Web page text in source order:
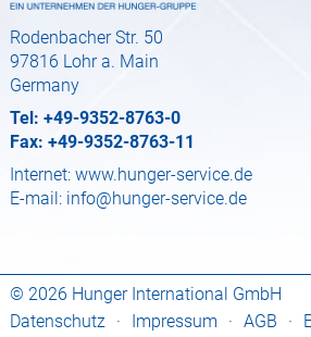
Rodenbacher Str. 50
97816 Lohr a. Main
Germany
Tel: +49-9352-8763-0
Fax: +49-9352-8763-11
Internet: www.hunger-service.de
E-mail: info@hunger-service.de
© 2026 Hunger International GmbH
Datenschutz
· Impressum · AGB ·